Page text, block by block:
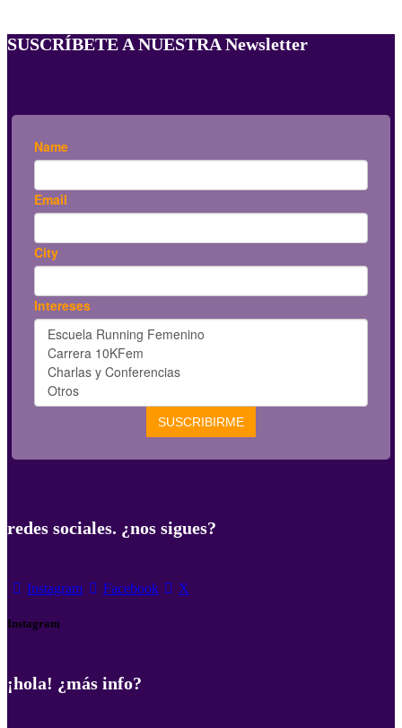
SUSCRÍBETE A NUESTRA Newsletter
redes sociales. ¿nos sigues?
Instagram Facebook X
Instagram
¡hola! ¿más info?